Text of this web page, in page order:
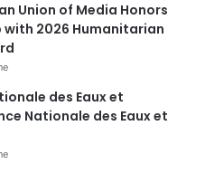
Union of Media Honors
with 2026 Humanitarian
des Eaux et
Nationale des Eaux et